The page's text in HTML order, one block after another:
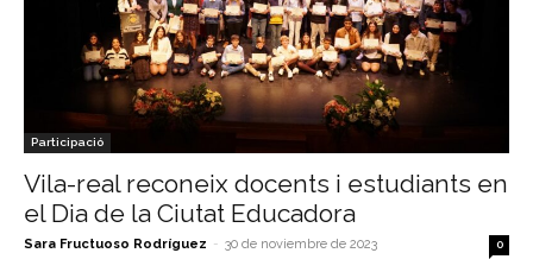
Participació
Vila-real reconeix docents i estudiants en
el Dia de la Ciutat Educadora
Sara Fructuoso Rodríguez - 30 de noviembre de 2023 0